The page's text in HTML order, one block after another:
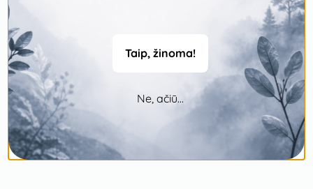
Taip, žinoma!
Ne, ačiū...